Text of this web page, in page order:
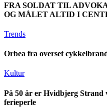
FRA SOLDAT TIL
OG MÅLET ALTID I
Trends
Orbea fra overset
Kultur
På 50 år er Hvidbjerg
ferieperle